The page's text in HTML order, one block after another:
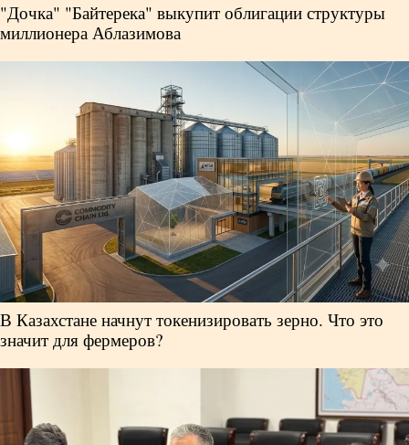
"Дочка" "Байтерека" выкупит облигации структуры
миллионера Аблазимова
В Казахстане начнут токенизировать зерно. Что это
значит для фермеров?